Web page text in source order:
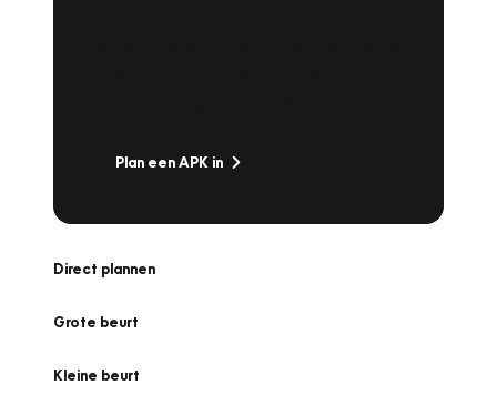
Plan een APK in
Direct plannen
Grote beurt
Kleine beurt